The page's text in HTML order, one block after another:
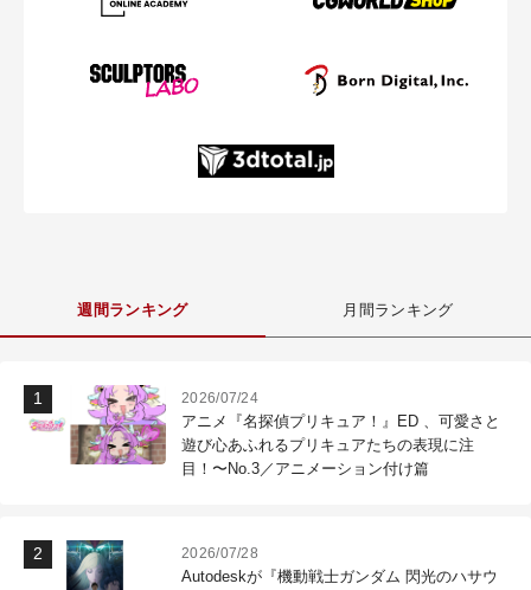
週間ランキング 月間ランキング
2026/07/24
アニメ『名探偵プリキュア！』ED 、可愛さと
遊び心あふれるプリキュアたちの表現に注
目！〜No.3／アニメーション付け篇
2026/07/28
Autodeskが『機動戦士ガンダム 閃光のハサウ